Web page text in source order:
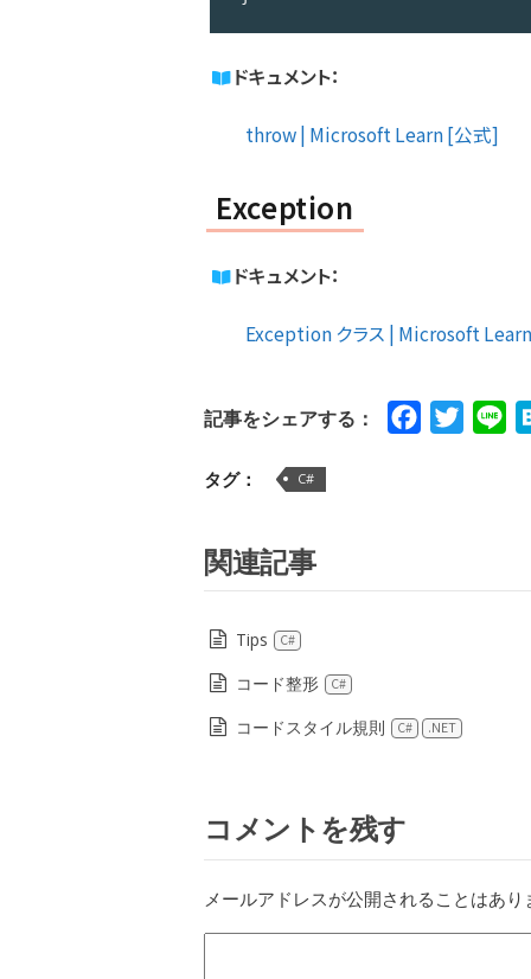
C#
ドキュメント：
throw | Microsoft Learn [公式]
Exception
ドキュメント：
Exception クラス | Microsoft
記事をシェアする： FacebookTwitter
タグ： C#
関連記事
Tips C#
コード整形 C#
コードスタイル規則 C# .NET
コメントを残す
メールアドレスが公開されることはあり